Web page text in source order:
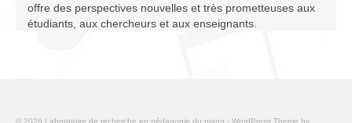
offre des perspectives nouvelles et très prometteuses aux
étudiants, aux chercheurs et aux enseignants.
© 2026 Laboratoire de recherche en pédagogie du piano - WordPress Theme by